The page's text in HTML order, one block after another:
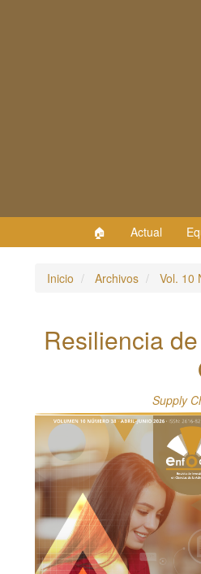
🏠 Actual
Inicio Archivos Vol. 10
Resiliencia
Supply
Barra
lateral
del
artículo